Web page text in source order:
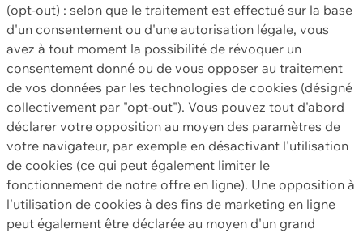
(opt-out) : selon que le traitement est effectué sur la base
d'un consentement ou d'une autorisation légale, vous
avez à tout moment la possibilité de révoquer un
consentement donné ou de vous opposer au traitement
de vos données par les technologies de cookies (désigné
collectivement par "opt-out"). Vous pouvez tout d'abord
déclarer votre opposition au moyen des paramètres de
votre navigateur, par exemple en désactivant l'utilisation
de cookies (ce qui peut également limiter le
fonctionnement de notre offre en ligne). Une opposition à
l'utilisation de cookies à des fins de marketing en ligne
peut également être déclarée au moyen d'un grand